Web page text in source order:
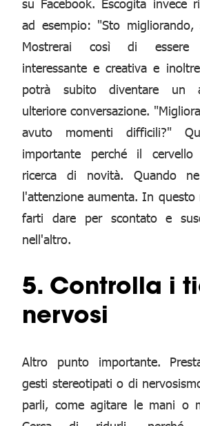
ad esempio: "Sto
Mostrerai così di essere
interessante e creativa e
potrà subito diventare un
ulteriore conversazione.
avuto momenti difficili?"
importante perché il
ricerca di novità. Quando
l'attenzione aumenta. In questo
farti dare per scontato e
nell'altro.
5. Controlla i
nervosi
Altro punto importante.
gesti stereotipati o di
parli, come agitare le mani o